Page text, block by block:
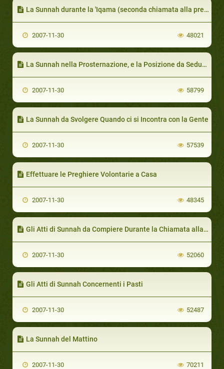
La Sunnah durante la 'Iqama (seconda chiamata alla preghiera che annuncia l'inizio della stessa)
2007-11-30 48021
La Sunnah nella Prosternazione, e la Posizione da Seduti Fino alla Fine della Preghiera
2007-11-30 58799
La Sunnah da Svolgere Quando ci si Incontra con la Gente
2007-11-30 57539
Effettuare le Preghiere Volontarie a Casa
2007-11-30 48345
Gli Atti di Sunnah da Compiere Durante la Chiamata alla Preghiera
2007-11-30 52060
Gli Atti di Sunnah Concernenti i Pasti
2007-11-30 52487
La Sunnah del Mattino
2007-11-30 70211